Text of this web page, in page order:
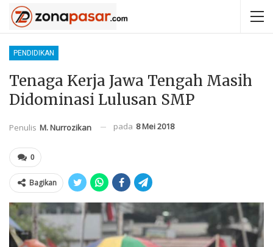
PENDIDIKAN
Tenaga Kerja Jawa Tengah Masih
Didominasi Lulusan SMP
Penulis M. Nurrozikan pada 8 Mei 2018
0
Bagikan